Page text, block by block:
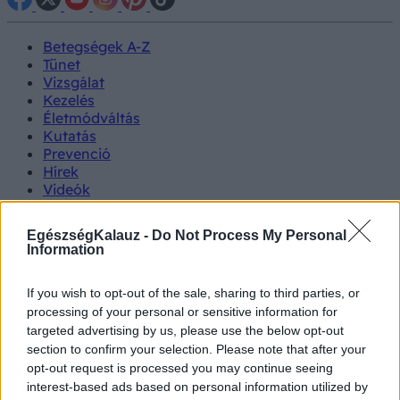
EgészségKalauz - Do Not Process My Personal
Information
If you wish to opt-out of the sale, sharing to third parties, or
processing of your personal or sensitive information for
targeted advertising by us, please use the below opt-out
section to confirm your selection. Please note that after your
opt-out request is processed you may continue seeing
interest-based ads based on personal information utilized by
Betegségek A-Z
Tünet
Vizsgálat
Kezelés
Életmódváltás
Kutatás
Prevenció
Hírek
Videók
Kisállatok egészsége
#allergia#influenza
Regisztráció
Tünet Érzelmi tompultság